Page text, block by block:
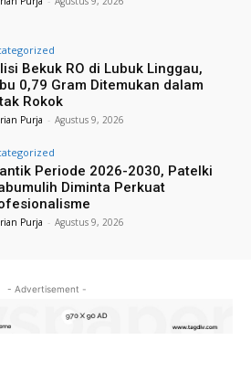
Bekuk RO di Lubuk Linggau,
0,79 Gram Ditemukan dalam
Rokok
Purja - Agustus 9, 2026
Periode 2026-2030, Patelki
Diminta Perkuat
Purja - Agustus 9, 2026
- Advertisement -